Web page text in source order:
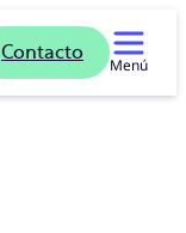
Contacto
Menú